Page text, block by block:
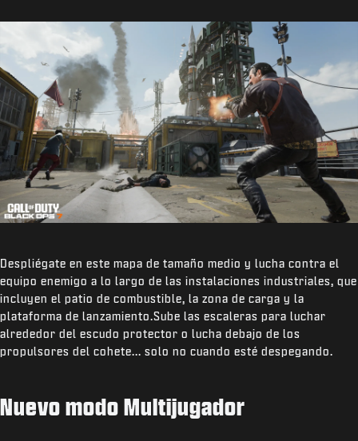
Despliégate en este mapa de tamaño medio y lucha contra el
equipo enemigo a lo largo de las instalaciones industriales, que
incluyen el patio de combustible, la zona de carga y la
plataforma de lanzamiento.Sube las escaleras para luchar
alrededor del escudo protector o lucha debajo de los
propulsores del cohete... solo no cuando esté despegando.
Nuevo modo Multijugador